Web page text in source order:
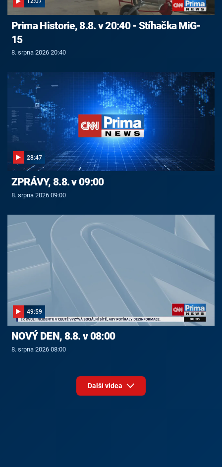
Prima Historie, 8.8. v 20:40 - Stíhačka MiG-
15
8. srpna 2026 20:40
28:47
ZPRÁVY, 8.8. v 09:00
8. srpna 2026 09:00
49:59
NOVÝ DEN, 8.8. v 08:00
8. srpna 2026 08:00
Další videa